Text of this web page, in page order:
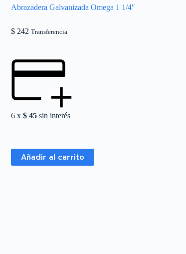
Abrazadera Galvanizada Omega 1 1/4″
$242 Transferencia
6 x $45sin interés
Añadir al carrito